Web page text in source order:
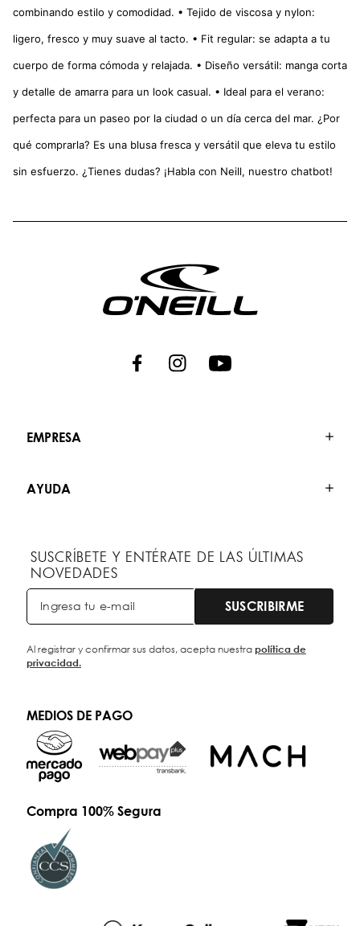
combinando estilo y comodidad. • Tejido de viscosa y nylon:
ligero, fresco y muy suave al tacto. • Fit regular: se adapta a tu
cuerpo de forma cómoda y relajada. • Diseño versátil: manga corta
y detalle de amarra para un look casual. • Ideal para el verano:
perfecta para un paseo por la ciudad o un día cerca del mar. ¿Por
qué comprarla? Es una blusa fresca y versátil que eleva tu estilo
sin esfuerzo. ¿Tienes dudas? ¡Habla con Neill, nuestro chatbot!
EMPRESA
AYUDA
SUSCRÍBETE Y ENTÉRATE DE LAS ÚLTIMAS
NOVEDADES
SUSCRIBIRME
Al registrar y confirmar sus datos, acepta nuestrapolítica de
privacidad.
MEDIOS DE PAGO
Compra 100% Segura